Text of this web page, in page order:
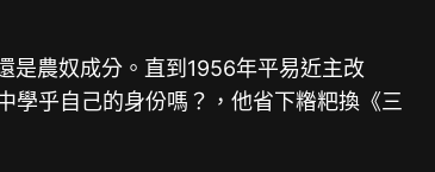
是農奴成分。直到1956年平易近主改
學乎自己的身份嗎？，他省下糌粑換《三